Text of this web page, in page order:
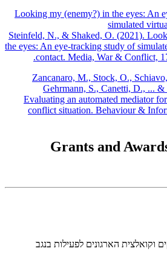
Looking my (enemy?) in the eyes: An
simulated
Steinfeld, N., & Shaked, O. (2021).
the eyes: An eye-tracking study of
contact. Media, War & Conflict,
Zancanaro, M., Stock, O.,
Gehrmann, S., Canetti, D., ... &
Evaluating an automated mediator
conflict situation. Behaviour &
Grants and
וקואלצית הארגונים לפעילות בנגב